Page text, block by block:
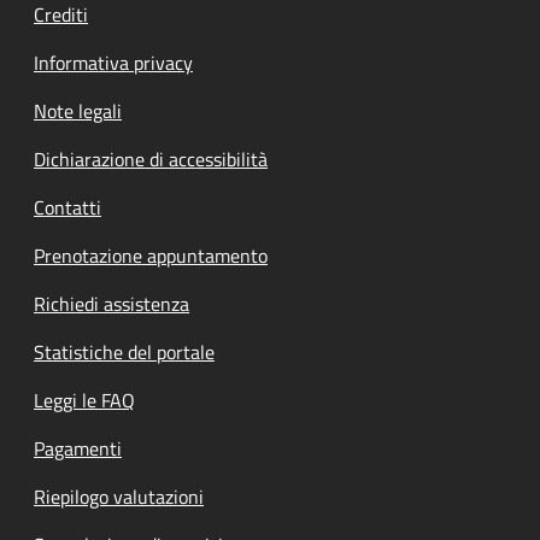
Crediti
Informativa privacy
Note legali
Dichiarazione di accessibilità
Contatti
Prenotazione appuntamento
Richiedi assistenza
Statistiche del portale
Leggi le FAQ
Pagamenti
Riepilogo valutazioni